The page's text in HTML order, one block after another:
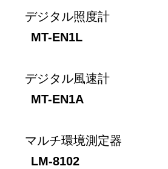
デジタル照度計
MT-EN1L
デジタル風速計
MT-EN1A
マルチ環境測定器
LM-8102